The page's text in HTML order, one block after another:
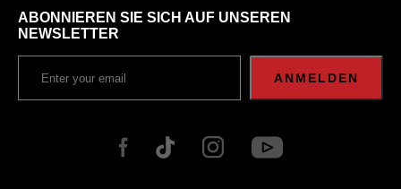
ABONNIEREN SIE SICH AUF UNSEREN
NEWSLETTER
ANMELDEN